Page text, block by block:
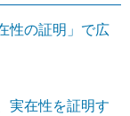
性の証明」で広
実在性を証明す